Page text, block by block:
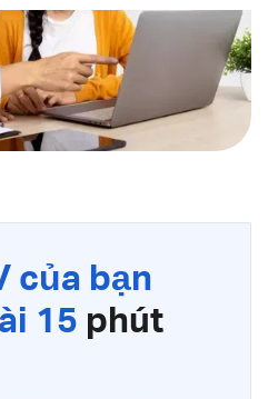
của bạn
15 phút